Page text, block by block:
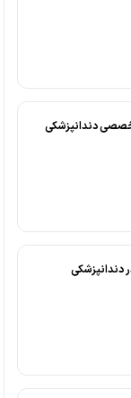
دندانپزشکی
دندانپزشکی